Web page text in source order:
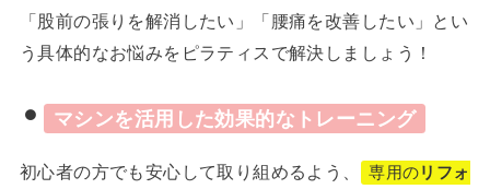
「股前の張りを解消したい」「腰痛を改善したい」とい
う具体的なお悩みをピラティスで解決しましょう！
マシンを活用した効果的なトレーニング
初心者の方でも安心して取り組めるよう、 専用のリフォ